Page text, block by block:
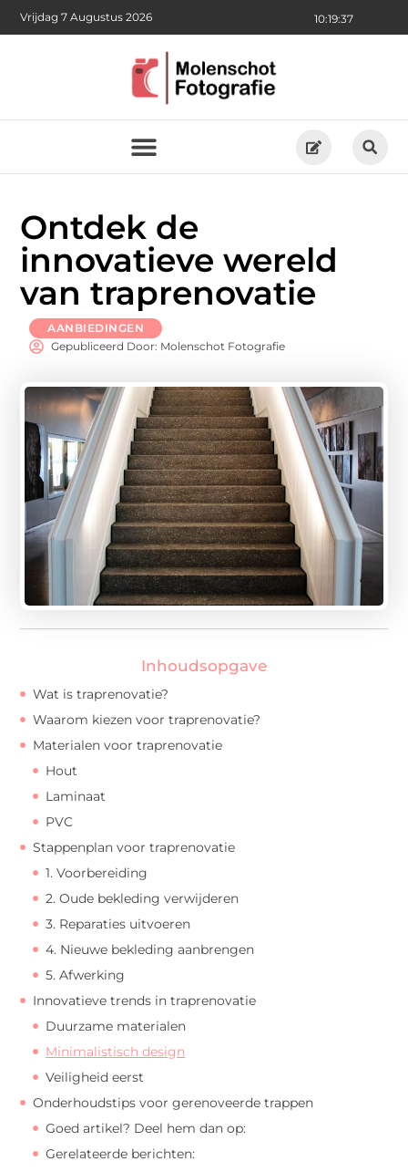
10:19:38
Vrijdag 7 Augustus 2026
Ontdek de
innovatieve wereld
van traprenovatie
AANBIEDINGEN
Gepubliceerd Door: Molenschot Fotografie
Inhoudsopgave
Wat is traprenovatie?
Waarom kiezen voor traprenovatie?
Materialen voor traprenovatie
Hout
Laminaat
PVC
Stappenplan voor traprenovatie
1. Voorbereiding
2. Oude bekleding verwijderen
3. Reparaties uitvoeren
4. Nieuwe bekleding aanbrengen
5. Afwerking
Innovatieve trends in traprenovatie
Duurzame materialen
Minimalistisch design
Veiligheid eerst
Onderhoudstips voor gerenoveerde trappen
Goed artikel? Deel hem dan op:
Gerelateerde berichten: